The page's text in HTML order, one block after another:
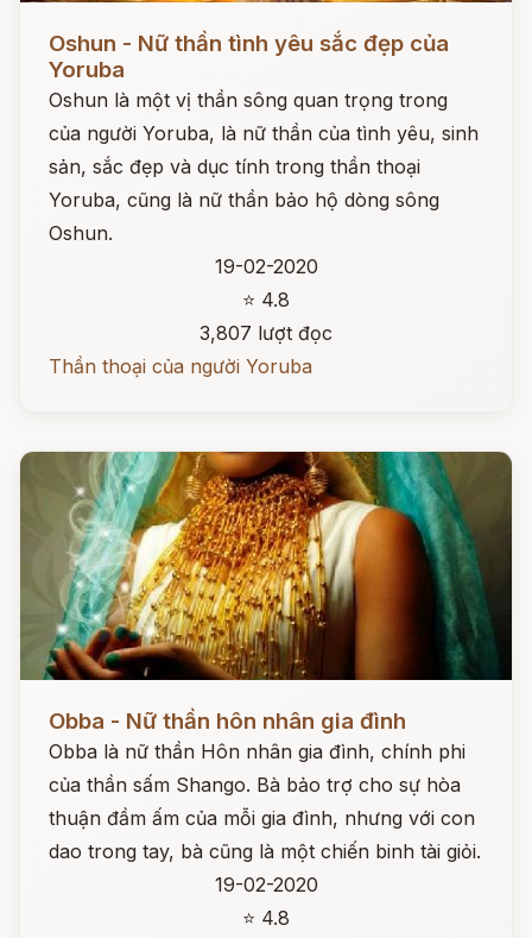
Oshun - Nữ thần tình yêu sắc đẹp của
Yoruba
Oshun là một vị thần sông quan trọng trong
của người Yoruba, là nữ thần của tình yêu, sinh
sản, sắc đẹp và dục tính trong thần thoại
Yoruba, cũng là nữ thần bảo hộ dòng sông
Oshun.
19-02-2020
⭐ 4.8
3,807 lượt đọc
Thần thoại của người Yoruba
Obba - Nữ thần hôn nhân gia đình
Obba là nữ thần Hôn nhân gia đình, chính phi
của thần sấm Shango. Bà bảo trợ cho sự hòa
thuận đầm ấm của mỗi gia đình, nhưng với con
dao trong tay, bà cũng là một chiến binh tài giỏi.
19-02-2020
⭐ 4.8